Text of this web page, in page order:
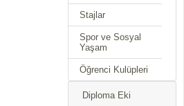
Stajlar
Spor ve Sosyal
Yaşam
Öğrenci Kulüpleri
Diploma Eki